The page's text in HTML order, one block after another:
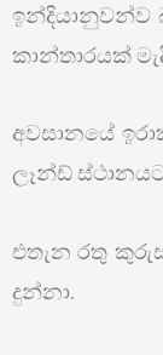
ඉන්දියානුවන්ව
කාන්තාරයක්
අවසානයේ
ලෑන්ඩ්
එතැන රතු
දුන්නා.